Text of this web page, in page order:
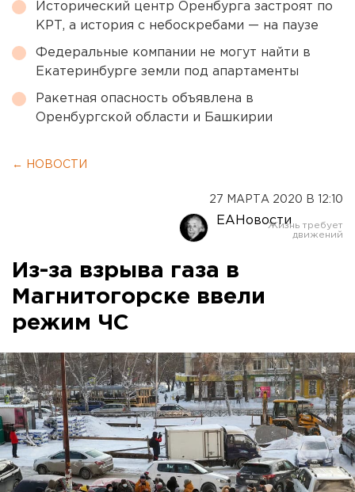
Исторический центр Оренбурга застроят по
КРТ, а история с небоскребами — на паузе
Федеральные компании не могут найти в
Екатеринбурге земли под апартаменты
Ракетная опасность объявлена в
Оренбургской области и Башкирии
← НОВОСТИ
27 МАРТА 2020 В 12:10
ЕАНовости
Из-за взрыва газа в
Магнитогорске ввели
режим ЧС